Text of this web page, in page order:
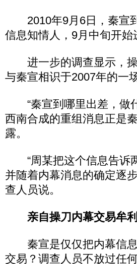
2010年9月6日，秦宣到
信息知情人，9月中旬开始
进一步的调查显示，操
与秦宣相识于2007年的一
“秦宣到哪里出差，做
西南合成的重组消息正是
露。
“周某把这个信息告诉
并随着内幕消息的确定逐
查人员说。
亲自操刀内幕交易牟
秦宣是仅仅把内幕信息
交易？调查人员不放过任